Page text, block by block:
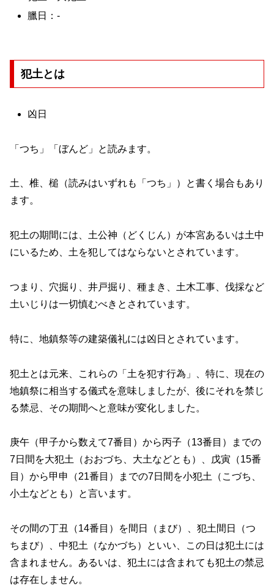
臘日：-
犯土とは
凶日
「つち」「ぼんど」と読みます。
土、椎、槌（読みはいずれも「つち」）と書く場合もあり
ます。
犯土の期間には、土公神（どくじん）が本宮あるいは土中
にいるため、土を犯してはならないとされています。
つまり、穴掘り、井戸掘り、種まき、土木工事、伐採など
土いじりは一切慎むべきとされています。
特に、地鎮祭等の建築儀礼には凶日とされています。
犯土とは元来、これらの「土を犯す行為」、特に、現在の
地鎮祭に相当する儀式を意味しましたが、後にそれを禁じ
る禁忌、その期間へと意味が変化しました。
庚午（甲子から数えて7番目）から丙子（13番目）までの
7日間を大犯土（おおづち、大土などとも）、戊寅（15番
目）から甲申（21番目）までの7日間を小犯土（こづち、
小土などとも）と言います。
その間の丁丑（14番目）を間日（まび）、犯土間日（つ
ちまび）、中犯土（なかづち）といい、この日は犯土には
含まれません。あるいは、犯土には含まれても犯土の禁忌
は存在しません。